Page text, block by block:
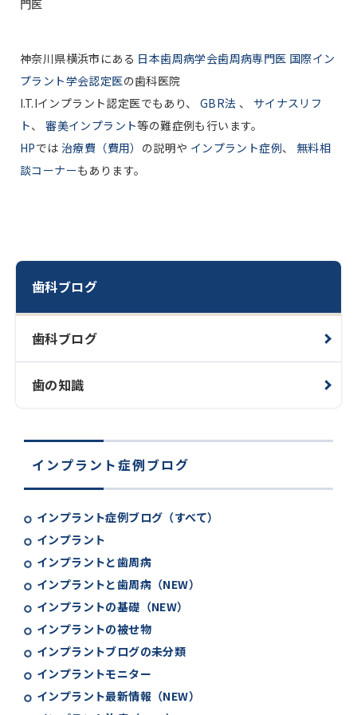
歯科ブログ
歯科ブログ
歯の知識
インプラント症例ブログ
インプラント症例ブログ（すべて）
インプラント
インプラントと歯周病
インプラントと歯周病（NEW）
インプラントの基礎（NEW）
インプラントの被せ物
インプラントブログの未分類
インプラントモニター
インプラント最新情報（NEW）
門医
神奈川県横浜市にある 日本歯周病学会歯周病専門医 国際イン
プラント学会認定医の歯科医院
I.T.Iインプラント認定医でもあり、
GBR法 、
サイナスリフ
ト、 審美インプラント等の難症例も行います。
HPでは 治療費（費用） の説明や インプラント症例、
無料相
談コーナーもあります。